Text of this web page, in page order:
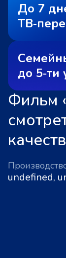
До 7
до 5‑ти
Фильм
undefined,